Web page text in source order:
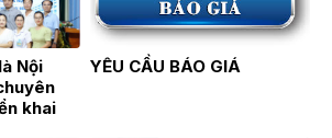
Nội
khai
YÊU CẦU BÁO GIÁ